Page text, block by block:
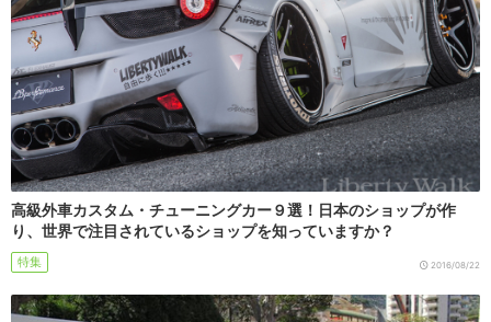
高級外車カスタム・チューニングカー９選！日本のショップが作
り、世界で注目されているショップを知っていますか？
特集 2016/08/22